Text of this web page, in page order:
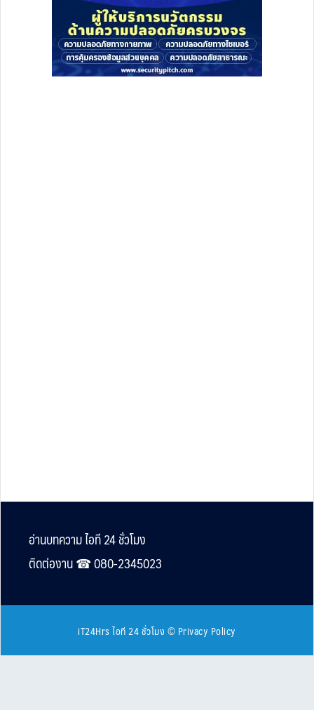
Footer
อ่านบทความ ไอที 24 ชั่วโมง
ติดต่องาน ☎︎ 080-2345023
iT24Hrs ไอที 24 ชั่วโมง © Privacy Policy